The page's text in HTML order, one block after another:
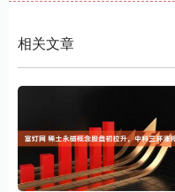
相关文章